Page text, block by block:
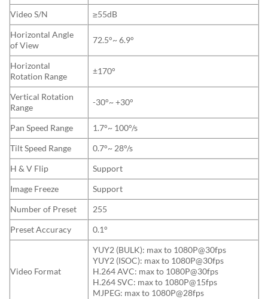
Video S/N
≥55dB
Horizontal Angle
of View
72.5°~ 6.9°
Horizontal
Rotation Range
±170°
Vertical Rotation
Range
-30°~ +30°
Pan Speed Range
1.7°~ 100°/s
Tilt Speed Range
0.7°~ 28°/s
H & V Flip
Support
Image Freeze
Support
Number of Preset
255
Preset Accuracy
0.1°
Video Format
YUY2 (BULK): max to 1080P@30fps
YUY2 (ISOC): max to 1080P@30fps
H.264 AVC: max to 1080P@30fps
H.264 SVC: max to 1080P@15fps
MJPEG: max to 1080P@28fps